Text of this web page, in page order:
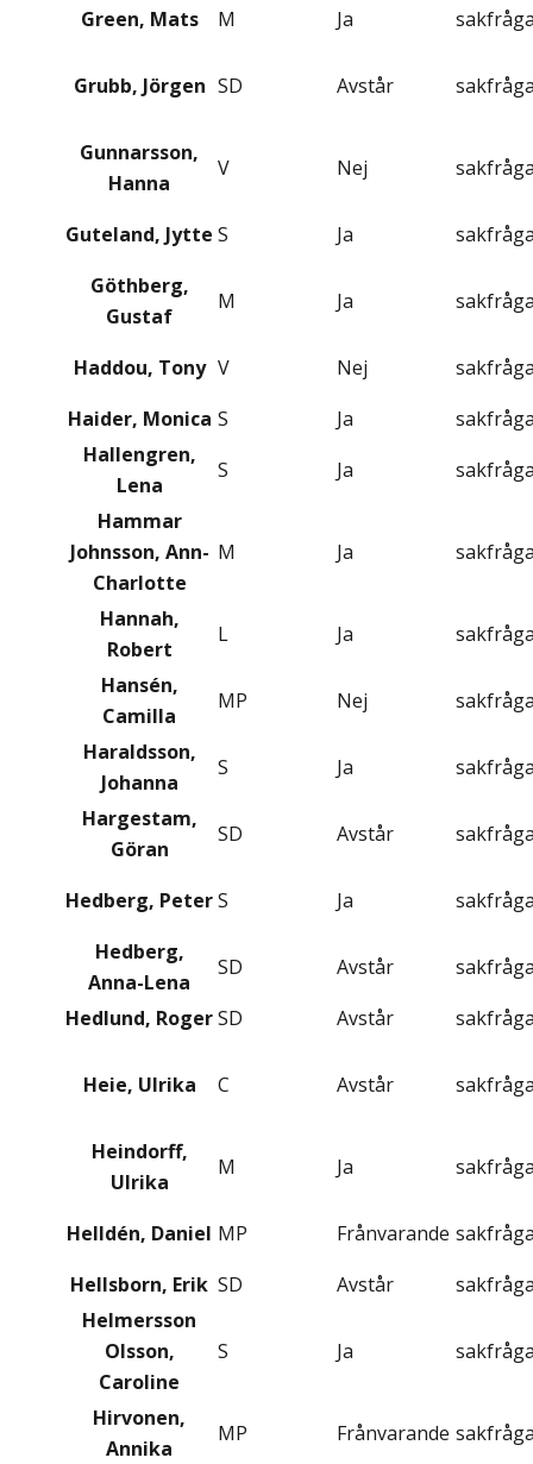
Green, Mats M Ja
Grubb, Jörgen SD Avstår
Gunnarsson,
Hanna
V Nej
Guteland, Jytte S Ja
Göthberg,
Gustaf
M Ja
Haddou, Tony V Nej
Haider, Monica S Ja
Hallengren,
Lena
S Ja
Hammar
Johnsson, Ann-
Charlotte
M Ja
Hannah,
Robert
L Ja
Hansén,
Camilla
MP Nej
Haraldsson,
Johanna
S Ja
Hargestam,
Göran
SD Avstår
Hedberg, PeterS Ja
Hedberg,
Anna-Lena
SD Avstår
Hedlund, RogerSD Avstår
Heie, Ulrika C Avstår
Heindorff,
Ulrika
M Ja
Helldén, Daniel MP Frånvarande
Hellsborn, Erik SD Avstår
Helmersson
Olsson,
Caroline
S Ja
Hirvonen,
Annika
MP Frånvarande